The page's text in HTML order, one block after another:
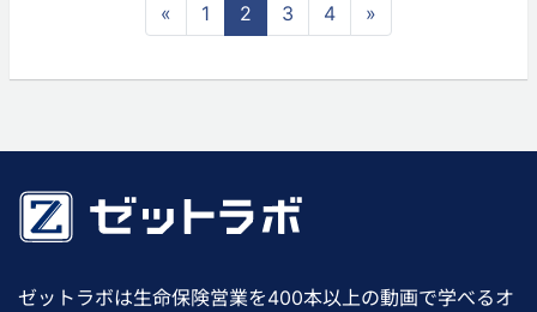
« 1 2 3 4 »
ゼットラボは生命保険営業を400本以上の動画で学べるオ